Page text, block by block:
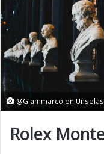
@Giammarco on
Rolex